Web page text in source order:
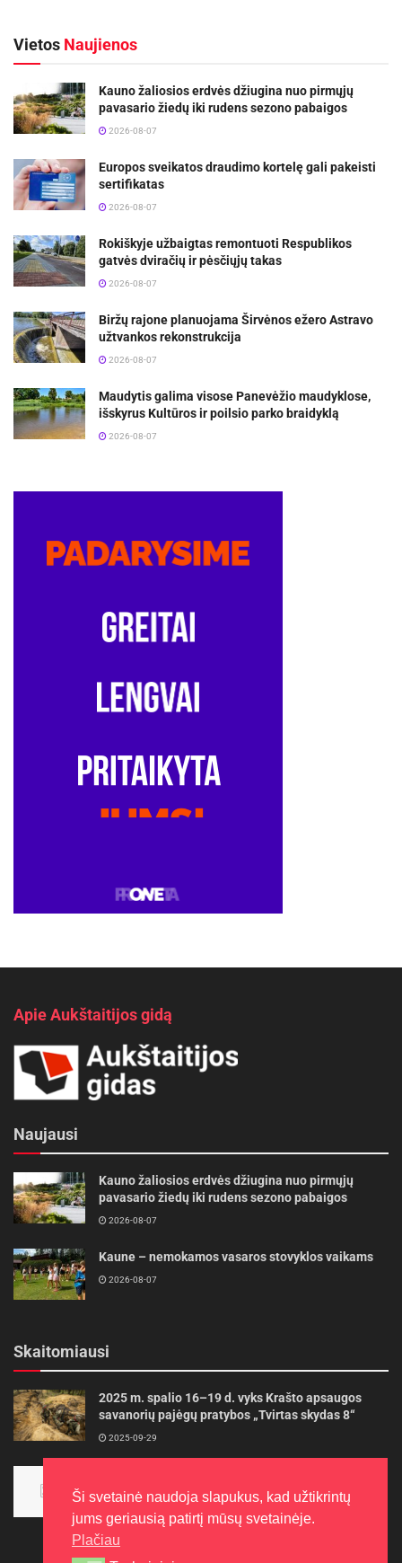
Vietos Naujienos
Kauno žaliosios erdvės džiugina nuo pirmųjų
pavasario žiedų iki rudens sezono pabaigos
2026-08-07
Europos sveikatos draudimo kortelę gali pakeisti
sertifikatas
2026-08-07
Rokiškyje užbaigtas remontuoti Respublikos
gatvės dviračių ir pėsčiųjų takas
2026-08-07
Biržų rajone planuojama Širvėnos ežero Astravo
užtvankos rekonstrukcija
2026-08-07
Maudytis galima visose Panevėžio maudyklose,
išskyrus Kultūros ir poilsio parko braidyklą
2026-08-07
Apie Aukštaitijos gidą
Naujausi
Kauno žaliosios erdvės džiugina nuo pirmųjų
pavasario žiedų iki rudens sezono pabaigos
2026-08-07
Kaune – nemokamos vasaros stovyklos vaikams
2026-08-07
Skaitomiausi
2025 m. spalio 16–19 d. vyks Krašto apsaugos
savanorių pajėgų pratybos „Tvirtas skydas 8“
2025-09-29
aukso
2015-10-30
Ši svetainė naudoja slapukus, kad užtikrintų
jums geriausią patirtį mūsų svetainėje.
Plačiau